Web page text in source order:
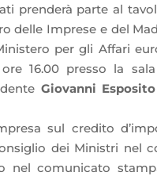
prenderà parte al
delle Imprese e del
per gli Affari
16.00 presso la
Giovanni Esposito
sul credito
dei Ministri nel
nel comunicato